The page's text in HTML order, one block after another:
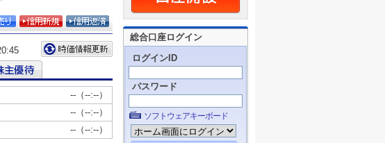
総合口座ログイン
ログインID
パスワード
ソフトウェアキーボード